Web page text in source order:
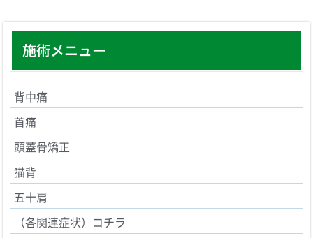
施術メニュー
背中痛
首痛
頭蓋骨矯正
猫背
五十肩
（各関連症状）コチラ